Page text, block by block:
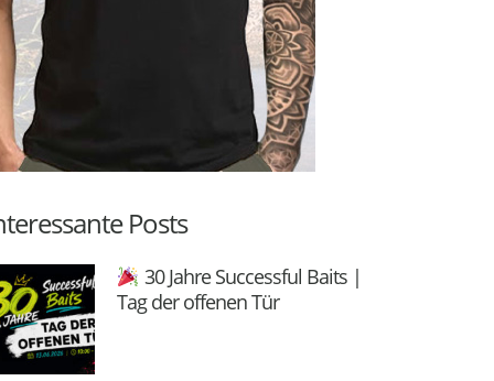
Posts
30 Jahre Successful Baits |
Tag der offenen Tür